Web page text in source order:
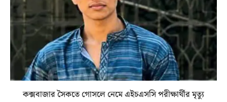
কক্সবাজার সৈকতে গোসলে নেমে এইচএসসি পরীক্ষার্থীর মৃত্যু